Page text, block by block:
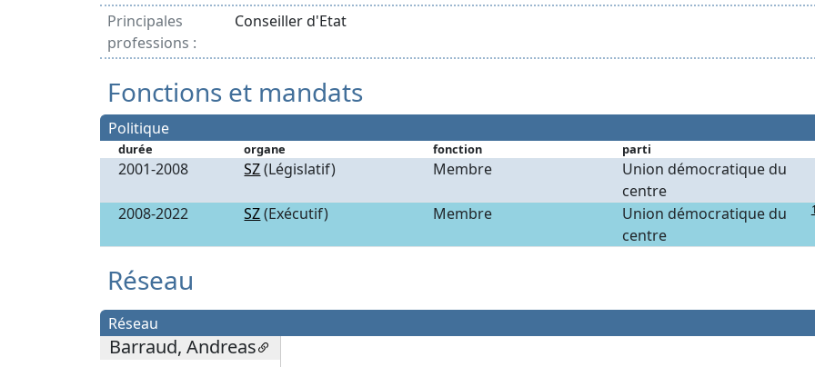
Principales
professions :
Conseiller d'Etat
Fonctions et mandats
Politique
durée organe fonction parti
2001-2008 SZ(Législatif) Membre
Union démocratique du
centre
2008-2022
SZ(Exécutif) Membre
Union démocratique du
centre
Réseau
Réseau
Barraud, Andreas